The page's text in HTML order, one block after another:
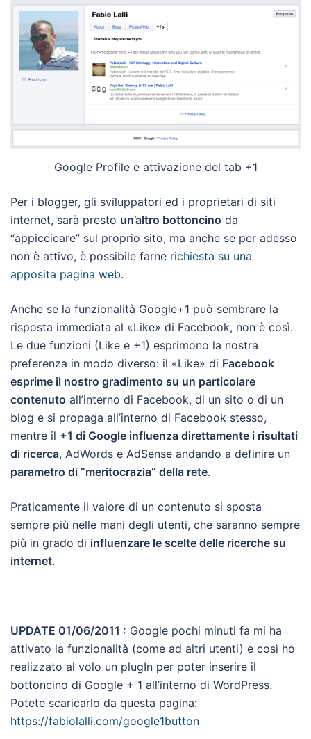
Google Profile e attivazione del tab +1
Per i blogger, gli sviluppatori ed i proprietari di siti
internet, sarà presto un’altro bottoncino da
“appiccicare” sul proprio sito, ma anche se per adesso
non è attivo, è possibile farne richiesta su una
apposita pagina web.
Anche se la funzionalità Google+1 può sembrare la
risposta immediata al «Like» di Facebook, non è così.
Le due funzioni (Like e +1) esprimono la nostra
preferenza in modo diverso: il «Like» di Facebook
esprime il nostro gradimento su un particolare
contenuto all’interno di Facebook, di un sito o di un
blog e si propaga all’interno di Facebook stesso,
mentre il +1 di Google influenza direttamente i risultati
di ricerca, AdWords e AdSense andando a definire un
parametro di “meritocrazia” della rete.
Praticamente il valore di un contenuto si sposta
sempre più nelle mani degli utenti, che saranno sempre
più in grado di influenzare le scelte delle ricerche su
internet.
UPDATE 01/06/2011 : Google pochi minuti fa mi ha
attivato la funzionalità (come ad altri utenti) e così ho
realizzato al volo un plugIn per poter inserire il
bottoncino di Google + 1 all’interno di WordPress.
Potete scaricarlo da questa pagina:
https://fabiolalli.com/google1button